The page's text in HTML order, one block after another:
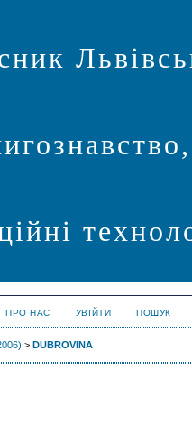
ПРО НАС УВІЙТИ ПОШУК
> DUBROVINA